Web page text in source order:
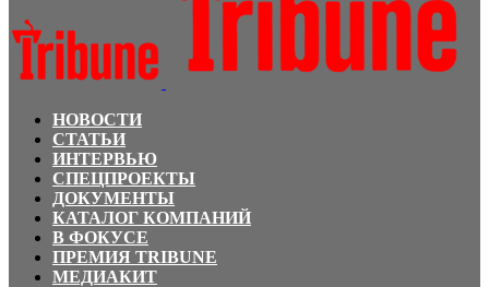
НОВОСТИ
СТАТЬИ
ИНТЕРВЬЮ
СПЕЦПРОЕКТЫ
ДОКУМЕНТЫ
КАТАЛОГ КОМПАНИЙ
В ФОКУСЕ
ПРЕМИЯ TRIBUNE
МЕДИАКИТ